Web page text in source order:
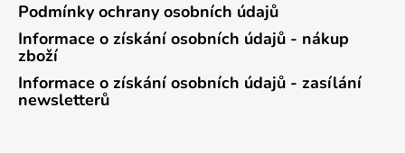
Podmínky ochrany osobních údajů
Informace o získání osobních údajů - nákup
zboží
Informace o získání osobních údajů - zasílání
newsletterů